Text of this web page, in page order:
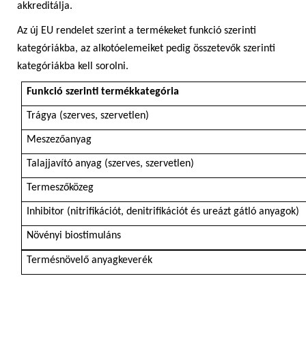
akkreditálja.
Az új EU rendelet szerint a termékeket funkció szerinti
kategóriákba, az alkotóelemeiket pedig összetevők szerinti
kategóriákba kell sorolni.
Funkció szerinti termékkategória
Trágya (szerves, szervetlen)
Meszezőanyag
Talajjavító anyag (szerves, szervetlen)
Termeszőközeg
Inhibitor (nitrifikációt, denitrifikációt és ureázt gátló anyagok)
Növényi biostimuláns
Termésnövelő anyagkeverék